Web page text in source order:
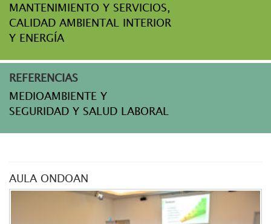
MANTENIMIENTO Y SERVICIOS,
CALIDAD AMBIENTAL INTERIOR
Y ENERGÍA
REFERENCIAS
MEDIOAMBIENTE Y
SEGURIDAD Y SALUD LABORAL
AULA ONDOAN